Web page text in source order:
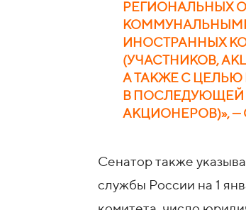
РЕГИОНАЛЬНЫХ
ИНОСТРАННЫХ
(УЧАСТНИКОВ,
А ТАКЖЕ С
В ПОСЛЕДУЮЩЕЙ
АКЦИОНЕРОВ)», —
Сенатор также
службы России на 1